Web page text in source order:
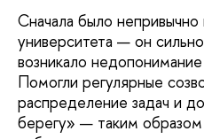
Сначала было непривычно
университета — он
возникало
Помогли регулярные
распределение задач и
берегу» — таким